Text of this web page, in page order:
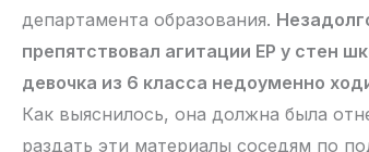
департамента образования.
препятствовал агитации ЕР у стен
девочка из 6 класса недоуменно
Как выяснилось, она должна была
раздать эти материалы соседям по